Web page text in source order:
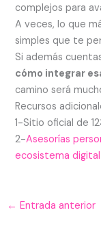
complejos para
A veces, lo que
simples que te
Si además
cómo integrar
camino será
Recursos
1-Sitio oficial de
2-Asesorías
ecosistema
← Entrada anterior